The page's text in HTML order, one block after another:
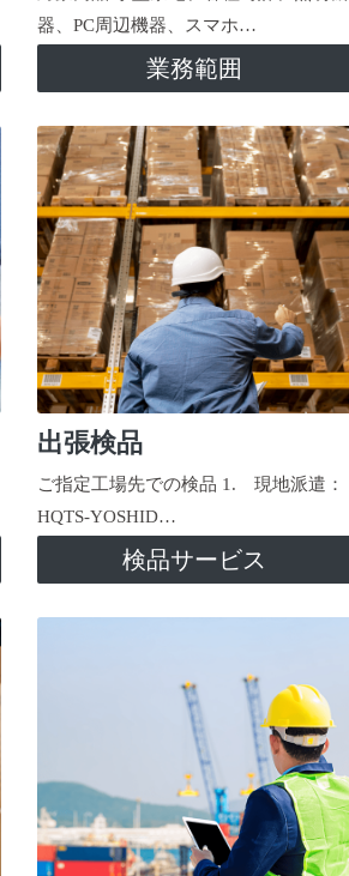
器、PC周辺機器、スマホ…
業務範囲
出張検品
ご指定工場先での検品 1. 現地派遣：
HQTS-YOSHID…
検品サービス